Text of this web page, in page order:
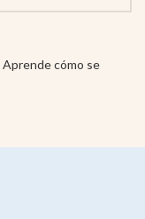
Aprende cómo se